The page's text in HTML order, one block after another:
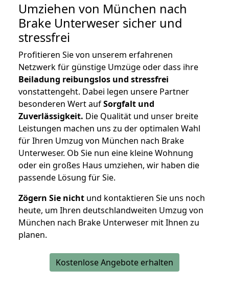
Umziehen von München nach
Brake Unterweser sicher und
stressfrei
Profitieren Sie von unserem erfahrenen
Netzwerk für günstige Umzüge oder dass ihre
Beiladung reibungslos und stressfrei
vonstattengeht. Dabei legen unsere Partner
besonderen Wert aufSorgfalt und
Zuverlässigkeit. Die Qualität und unser breite
Leistungen machen uns zu der optimalen Wahl
für Ihren Umzug von München nach Brake
Unterweser. Ob Sie nun eine kleine Wohnung
oder ein großes Haus umziehen, wir haben die
passende Lösung für Sie.
Zögern Sie nicht und kontaktieren Sie uns noch
heute, um Ihren deutschlandweiten Umzug von
München nach Brake Unterweser mit Ihnen zu
planen.
Kostenlose Angebote erhalten